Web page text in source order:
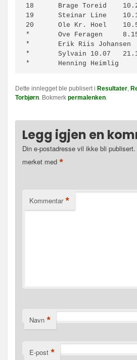
18	Brage Toreid	10.21	20.34	30.33		6.47
19	Steinar Line	10.19	20.32	31.03		7.17
20	Ole Kr. Hoel	10.50	22.55	35.32		11.46
*	Ove Feragen	8.15	17.11	Brutt
*	Erik Riis Johansen	10.17	21.41	Brutt
*	Sylvain	10.07	21.17	Brutt
Dette innlegget ble publisert i Resultater,
Torbjørn. Bokmerk permalenken.
Legg igjen en
Din e-postadresse vil ikke bli publisert.
merket med *
Kommentar *
Navn *
E-post *